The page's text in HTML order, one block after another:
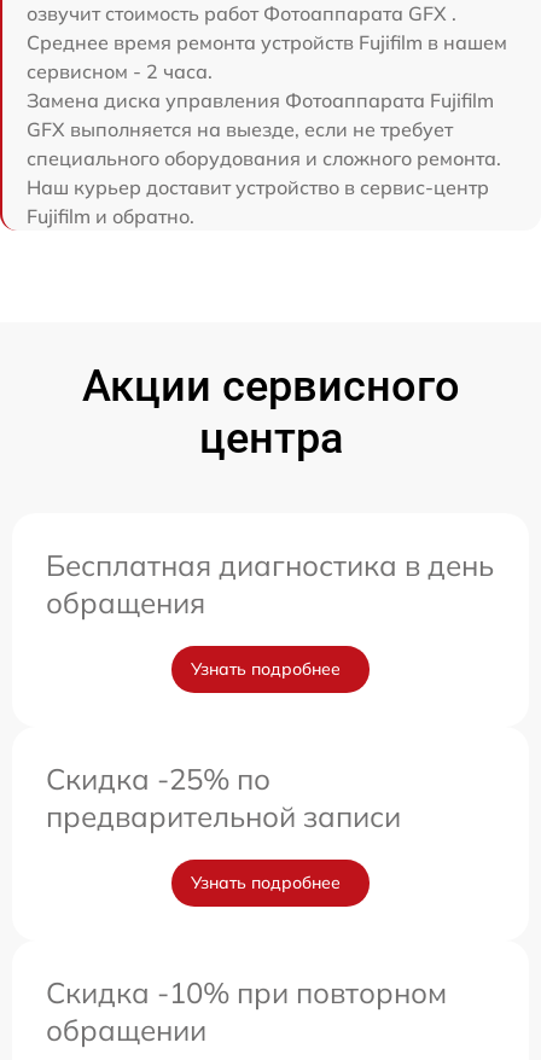
озвучит стоимость работ Фотоаппарата GFX .
Среднее время ремонта устройств Fujifilm в нашем
сервисном - 2 часа.
Замена диска управления Фотоаппарата Fujifilm
GFX выполняется на выезде, если не требует
специального оборудования и сложного ремонта.
Наш курьер доставит устройство в сервис-центр
Fujifilm и обратно.
Акции сервисного
центра
Бесплатная диагностика в день
обращения
Узнать подробнее
Скидка -25% по
предварительной записи
Узнать подробнее
Скидка -10% при повторном
обращении